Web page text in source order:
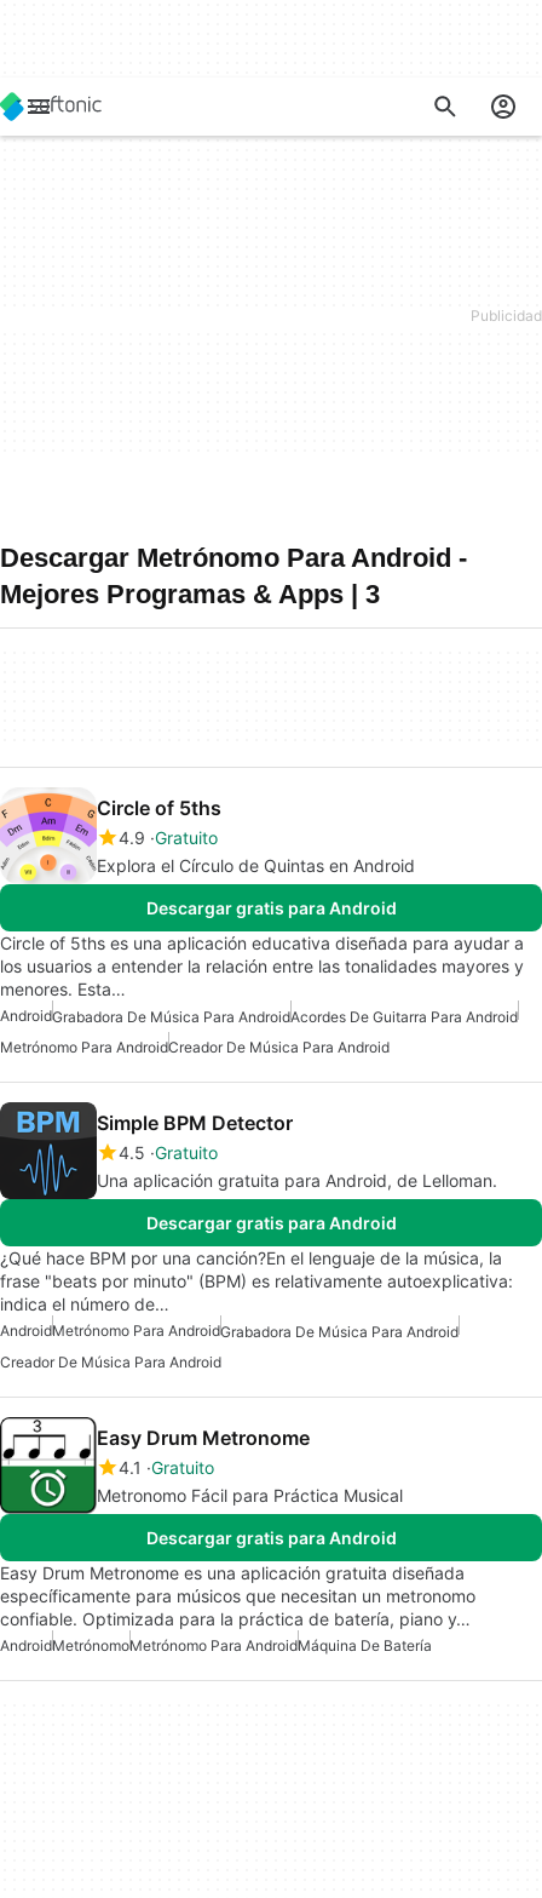
Descargar Metrónomo Para Android -
Mejores Programas & Apps | 3
Circle of 5ths
4.9 Gratuito
Explora el Círculo de Quintas en Android
Descargar gratis para Android
Circle of 5ths es una aplicación educativa diseñada para ayudar a
los usuarios a entender la relación entre las tonalidades mayores y
menores. Esta…
AndroidGrabadora De Música Para AndroidAcordes De Guitarra Para Android
Metrónomo Para AndroidCreador De Música Para Android
Simple BPM Detector
4.5 Gratuito
Una aplicación gratuita para Android, de Lelloman.
Descargar gratis para Android
¿Qué hace BPM por una canción?En el lenguaje de la música, la
frase "beats por minuto" (BPM) es relativamente autoexplicativa:
indica el número de…
AndroidMetrónomo Para AndroidGrabadora De Música Para Android
Creador De Música Para Android
Easy Drum Metronome
4.1 Gratuito
Metronomo Fácil para Práctica Musical
Descargar gratis para Android
Easy Drum Metronome es una aplicación gratuita diseñada
específicamente para músicos que necesitan un metronomo
confiable. Optimizada para la práctica de batería, piano y…
AndroidMetrónomoMetrónomo Para AndroidMáquina De Batería